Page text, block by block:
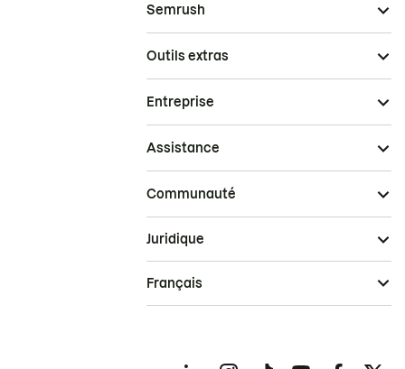
Semrush
Outils extras
Entreprise
Assistance
Communauté
Juridique
Français